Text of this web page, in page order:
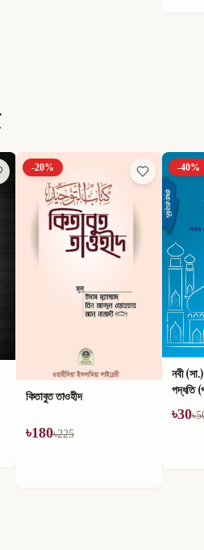
-20%
কিতাবুত তাওহীদ
৳180৳225
-40%
নবী
পদ্ধতি
৳30৳